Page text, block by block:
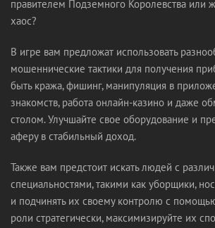
правителем Подземного Королевства или
хаос?
В игре вам предложат использовать
мошеннические тактики для получения
быть кража, фишинг, манипуляция в
знакомств, работа онлайн-казино и даже
столом. Улучшайте свое оборудование и
аферу в стабильный доход.
Также вам предстоит искать людей с
специальностями, такими как уборщики,
и подчинять их своему контролю с
роли стратегически, максимизируйте их